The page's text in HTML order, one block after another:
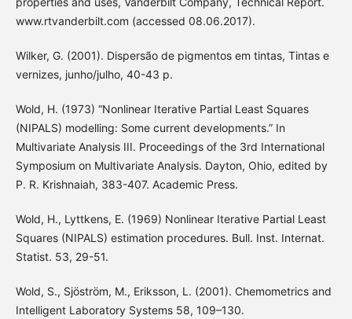
www.rtvanderbilt.com (accessed 08.06.2017).
Wilker, G. (2001). Dispersão de pigmentos em tintas, Tintas e
vernizes, junho/julho, 40-43 p.
Wold, H. (1973) “Nonlinear Iterative Partial Least Squares
(NIPALS) modelling: Some current developments.” In
Multivariate Analysis III. Proceedings of the 3rd International
Symposium on Multivariate Analysis. Dayton, Ohio, edited by
P. R. Krishnaiah, 383-407. Academic Press.
Wold, H., Lyttkens, E. (1969) Nonlinear Iterative Partial Least
Squares (NIPALS) estimation procedures. Bull. Inst. Internat.
Statist. 53, 29-51.
Wold, S., Sjöström, M., Eriksson, L. (2001). Chemometrics and
Intelligent Laboratory Systems 58, 109–130.